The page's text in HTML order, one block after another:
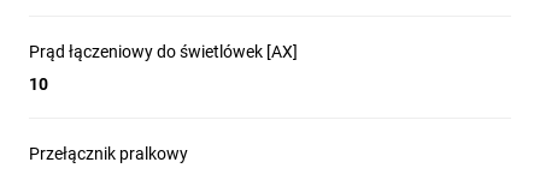
Prąd łączeniowy do świetlówek [AX]
10
Przełącznik pralkowy